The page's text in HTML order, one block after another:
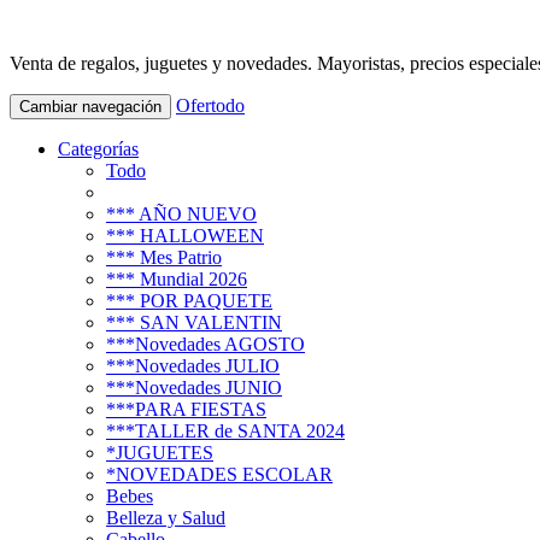
Venta de regalos, juguetes y novedades. Mayoristas, precios
Cambiar navegación Ofertodo
Categorías
Todo
*** AÑO NUEVO
*** HALLOWEEN
*** Mes Patrio
*** Mundial 2026
*** POR PAQUETE
*** SAN VALENTIN
***Novedades AGOSTO
***Novedades JULIO
***Novedades JUNIO
***PARA FIESTAS
***TALLER de SANTA 2024
*JUGUETES
*NOVEDADES ESCOLAR
Bebes
Belleza y Salud